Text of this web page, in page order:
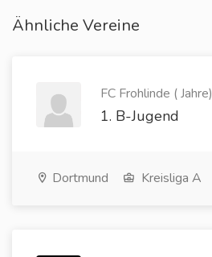
Ähnliche Vereine
FC Frohlinde ( Jahre)
1. B-Jugend
Dortmund Kreisliga A